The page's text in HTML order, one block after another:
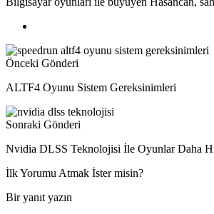
Önceki Gönderi
ALTF4 Oyunu Sistem Gereksinimleri
Sonraki Gönderi
Nvidia DLSS Teknolojisi İle Oyunlar Daha
İlk Yorumu Atmak İster misin?
Bir yanıt yazın